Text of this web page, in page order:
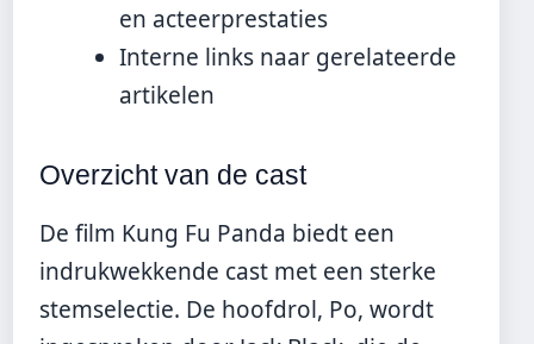
en acteerprestaties
Interne links naar gerelateerde
artikelen
Overzicht van de cast
De film Kung Fu Panda biedt een
indrukwekkende cast met een sterke
stemselectie. De hoofdrol, Po, wordt